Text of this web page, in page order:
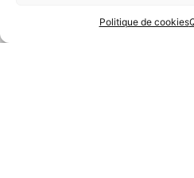
Politique de cookies
Partenaires